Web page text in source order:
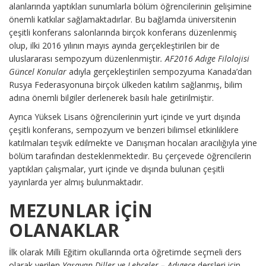
alanlarında yaptıkları sunumlarla bölüm öğrencilerinin gelişimine
önemli katkılar sağlamaktadırlar. Bu bağlamda üniversitenin
çeşitli konferans salonlarında birçok konferans düzenlenmiş
olup, ilki 2016 yılının mayıs ayında gerçekleştirilen bir de
uluslararası sempozyum düzenlenmiştir. AF2016 Adıge Filolojisi
Güncel Konular adıyla gerçekleştirilen sempozyuma Kanada’dan
Rusya Federasyonuna birçok ülkeden katılım sağlanmış, bilim
adına önemli bilgiler derlenerek basılı hale getirilmiştir.
Ayrıca Yüksek Lisans öğrencilerinin yurt içinde ve yurt dışında
çeşitli konferans, sempozyum ve benzeri bilimsel etkinliklere
katılmaları teşvik edilmekte ve Danışman hocaları aracılığıyla yine
bölüm tarafından desteklenmektedir. Bu çerçevede öğrencilerin
yaptıkları çalışmalar, yurt içinde ve dışında bulunan çeşitli
yayınlarda yer almış bulunmaktadır.
MEZUNLAR İÇİN
OLANAKLAR
İlk olarak Milli Eğitim okullarında orta öğretimde seçmeli ders